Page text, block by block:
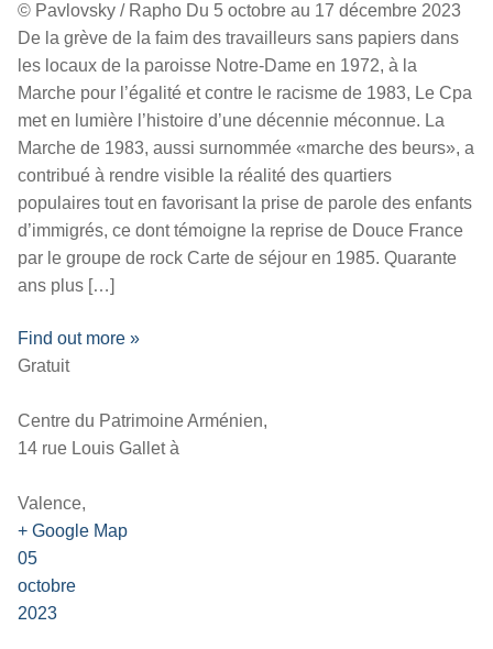
© Pavlovsky / Rapho Du 5 octobre au 17 décembre 2023
De la grève de la faim des travailleurs sans papiers dans
les locaux de la paroisse Notre-Dame en 1972, à la
Marche pour l’égalité et contre le racisme de 1983, Le Cpa
met en lumière l’histoire d’une décennie méconnue. La
Marche de 1983, aussi surnommée «marche des beurs», a
contribué à rendre visible la réalité des quartiers
populaires tout en favorisant la prise de parole des enfants
d’immigrés, ce dont témoigne la reprise de Douce France
par le groupe de rock Carte de séjour en 1985. Quarante
ans plus […]
Find out more »
Gratuit
Centre du Patrimoine Arménien,
14 rue Louis Gallet à
Valence,
+ Google Map
05
octobre
2023